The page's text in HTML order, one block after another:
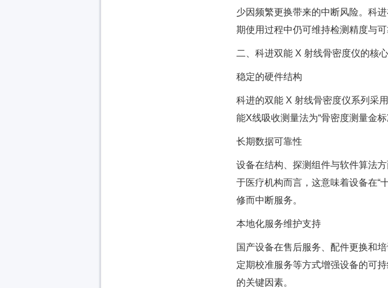
少因频繁更换带来的中断风险。科
期使用过程中仍可维持检测精度与可
二、科进双能 X 射线骨密度仪的核
稳定的硬件结构
科进的双能 X 射线骨密度仪系列采
能X线吸收测量法为“骨密度测量金
长期数据可靠性
设备在结构、探测组件与软件算法
于医疗机构而言，这意味着设备在“
修而中断服务。
本地化服务维护支持
国产设备在售后服务、配件更换和
定期校准服务等方式增强设备的可
的关键因素。